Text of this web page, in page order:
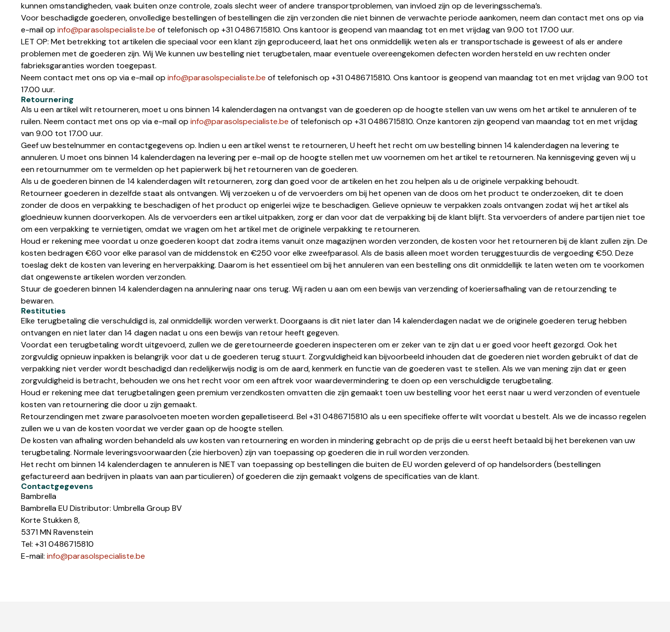
kunnen omstandigheden, vaak buiten onze controle, zoals slecht weer of andere transportproblemen, van invloed zijn op de leveringsschema’s.
Voor beschadigde goederen, onvolledige bestellingen of bestellingen die zijn verzonden die niet binnen de verwachte periode aankomen, neem dan contact met ons op via
e-mail op info@parasolspecialiste.be of telefonisch op +31 0486715810. Ons kantoor is geopend van maandag tot en met vrijdag van 9.00 tot 17.00 uur.
LET OP: Met betrekking tot artikelen die speciaal voor een klant zijn geproduceerd, laat het ons onmiddellijk weten als er transportschade is geweest of als er andere
problemen met de goederen zijn. Wij We kunnen uw bestelling niet terugbetalen, maar eventuele overeengekomen defecten worden hersteld en uw rechten onder
fabrieksgaranties worden toegepast.
Neem contact met ons op via e-mail op info@parasolspecialiste.be of telefonisch op +31 0486715810. Ons kantoor is geopend van maandag tot en met vrijdag van 9.00 tot
17.00 uur.
Retournering
Als u een artikel wilt retourneren, moet u ons binnen 14 kalenderdagen na ontvangst van de goederen op de hoogte stellen van uw wens om het artikel te annuleren of te
ruilen. Neem contact met ons op via e-mail op info@parasolspecialiste.be of telefonisch op +31 0486715810. Onze kantoren zijn geopend van maandag tot en met vrijdag
van 9.00 tot 17.00 uur.
Geef uw bestelnummer en contactgegevens op. Indien u een artikel wenst te retourneren, U heeft het recht om uw bestelling binnen 14 kalenderdagen na levering te
annuleren. U moet ons binnen 14 kalenderdagen na levering per e-mail op de hoogte stellen met uw voornemen om het artikel te retourneren. Na kennisgeving geven wij u
een retournummer om te vermelden op het papierwerk bij het retourneren van de goederen.
Als u de goederen binnen de 14 kalenderdagen wilt retourneren, zorg dan goed voor de artikelen en het zou helpen als u de originele verpakking behoudt.
Retourneer goederen in dezelfde staat als ontvangen. Wij verzoeken u of de vervoerders om bij het openen van de doos om het product te onderzoeken, dit te doen
zonder de doos en verpakking te beschadigen of het product op enigerlei wijze te beschadigen. Gelieve opnieuw te verpakken zoals ontvangen zodat wij het artikel als
gloednieuw kunnen doorverkopen. Als de vervoerders een artikel uitpakken, zorg er dan voor dat de verpakking bij de klant blijft. Sta vervoerders of andere partijen niet toe
om een verpakking te vernietigen, omdat we vragen om het artikel met de originele verpakking te retourneren.
Houd er rekening mee voordat u onze goederen koopt dat zodra items vanuit onze magazijnen worden verzonden, de kosten voor het retourneren bij de klant zullen zijn. De
kosten bedragen €60 voor elke parasol van de middenstok en €250 voor elke zweefparasol. Als de basis alleen moet worden teruggestuurdis de vergoeding €50. Deze
toeslag dekt de kosten van levering en herverpakking. Daarom is het essentieel om bij het annuleren van een bestelling ons dit onmiddellijk te laten weten om te voorkomen
dat ongewenste artikelen worden verzonden.
Stuur de goederen binnen 14 kalenderdagen na annulering naar ons terug. Wij raden u aan om een bewijs van verzending of koeriersafhaling van de retourzending te
bewaren.
Restituties
Elke terugbetaling die verschuldigd is, zal onmiddellijk worden verwerkt. Doorgaans is dit niet later dan 14 kalenderdagen nadat we de originele goederen terug hebben
ontvangen en niet later dan 14 dagen nadat u ons een bewijs van retour heeft gegeven.
Voordat een terugbetaling wordt uitgevoerd, zullen we de geretourneerde goederen inspecteren om er zeker van te zijn dat u er goed voor heeft gezorgd. Ook het
zorgvuldig opnieuw inpakken is belangrijk voor dat u de goederen terug stuurt. Zorgvuldigheid kan bijvoorbeeld inhouden dat de goederen niet worden gebruikt of dat de
verpakking niet verder wordt beschadigd dan redelijkerwijs nodig is om de aard, kenmerk en functie van de goederen vast te stellen. Als we van mening zijn dat er geen
zorgvuldigheid is betracht, behouden we ons het recht voor om een aftrek voor waardevermindering te doen op een verschuldigde terugbetaling.
Houd er rekening mee dat terugbetalingen geen premium verzendkosten omvatten die zijn gemaakt toen uw bestelling voor het eerst naar u werd verzonden of eventuele
kosten van retournering die door u zijn gemaakt.
Retourzendingen met zware parasolvoeten moeten worden gepalletiseerd. Bel +31 0486715810 als u een specifieke offerte wilt voordat u bestelt. Als we de incasso regelen
zullen we u van de kosten voordat we verder gaan op de hoogte stellen.
De kosten van afhaling worden behandeld als uw kosten van retournering en worden in mindering gebracht op de prijs die u eerst heeft betaald bij het berekenen van uw
terugbetaling. Normale leveringsvoorwaarden (zie hierboven) zijn van toepassing op goederen die in ruil worden verzonden.
Het recht om binnen 14 kalenderdagen te annuleren is NIET van toepassing op bestellingen die buiten de EU worden geleverd of op handelsorders (bestellingen
gefactureerd aan bedrijven in plaats van aan particulieren) of goederen die zijn gemaakt volgens de specificaties van de klant.
Contactgegevens
Bambrella
Bambrella EU Distributor: Umbrella Group BV
Korte Stukken 8,
5371 MN Ravenstein
Tel: +31 0486715810
E-mail: info@parasolspecialiste.be